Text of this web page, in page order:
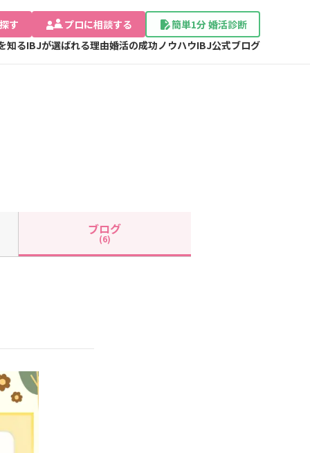
す プロに相談する
簡単1分 婚活診断
知るIBJが選ばれる理由婚活の成功ノウハウIBJ公式ブログ
ブログ
(6)